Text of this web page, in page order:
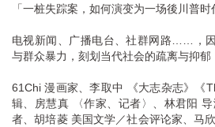
「一桩失踪案，如何演变为一场後川普时
电视新闻、广播电台、社群网路……，
与群众暴力，刻划当代社会的疏离与抑郁
61Chi 漫画家、李取中 《大志杂志》《
辑、房慧真 〈作家、记者〉、林君阳
者、胡培菱 美国文学／社会评论家、马